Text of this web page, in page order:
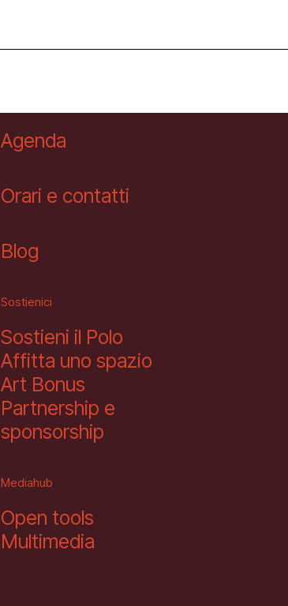
Agenda
Orari e contatti
Blog
Sostienici
Sostieni il Polo
Affitta uno spazio
Art Bonus
Partnership e
sponsorship
Mediahub
Open tools
Multimedia